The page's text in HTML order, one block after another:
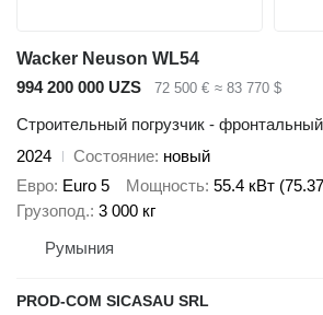
Wacker Neuson WL54
994 200 000 UZS
72 500 € ≈ 83 770 $
Строительный погрузчик - фронтальный
2024
Состояние новый
Евро Euro 5 Мощность 55.4 кВт
Грузопод. 3 000 кг
Румыния
PROD-COM SICASAU SRL